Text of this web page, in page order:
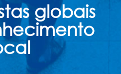
globais